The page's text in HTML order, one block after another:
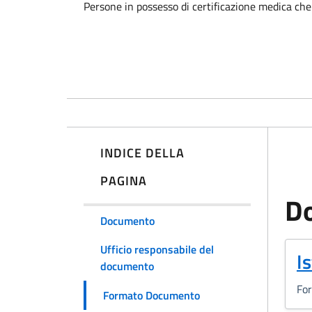
Persone in possesso di certificazione medica
INDICE DELLA
PAGINA
Documento
Ufficio responsabile del
documento
Formato Documento